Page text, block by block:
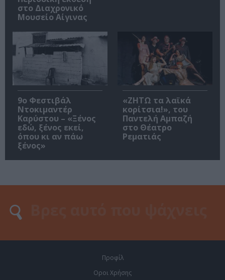
στο Διαχρονικό
Μουσείο Αίγινας
9ο Φεστιβάλ
Ντοκιμαντέρ
Καρύστου – «Ξένος
εδώ, ξένος εκεί,
όπου κι αν πάω
ξένος»
«ΖΗΤΩ τα λαϊκά
κορίτσια!», του
Παντελή Αμπαζή
στο Θέατρο
Ρεματιάς
Προφίλ
Οροι Χρήσης